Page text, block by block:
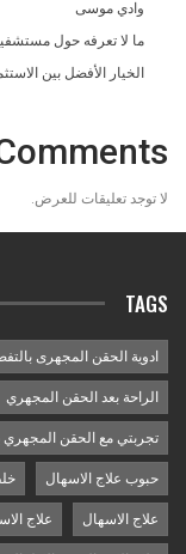
وادي موسى
ما لا تعرفه حول
الخيار الأفضل بين
لا توجد تعليقات للعرض.
TAGS
ادوية الحقن المجهرى
الراحة بعد الحقن المجهري
تجربتي مع الحقن المجهري
حبوب علاج الاسهال
علاج الاسهال علاج